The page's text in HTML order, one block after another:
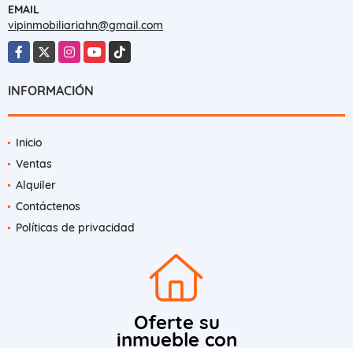
EMAIL
vipinmobiliariahn@gmail.com
Facebook
X InstagramYouTubeTikTok
INFORMACIÓN
Inicio
Ventas
Alquiler
Contáctenos
Políticas de privacidad
Oferte su
inmueble con